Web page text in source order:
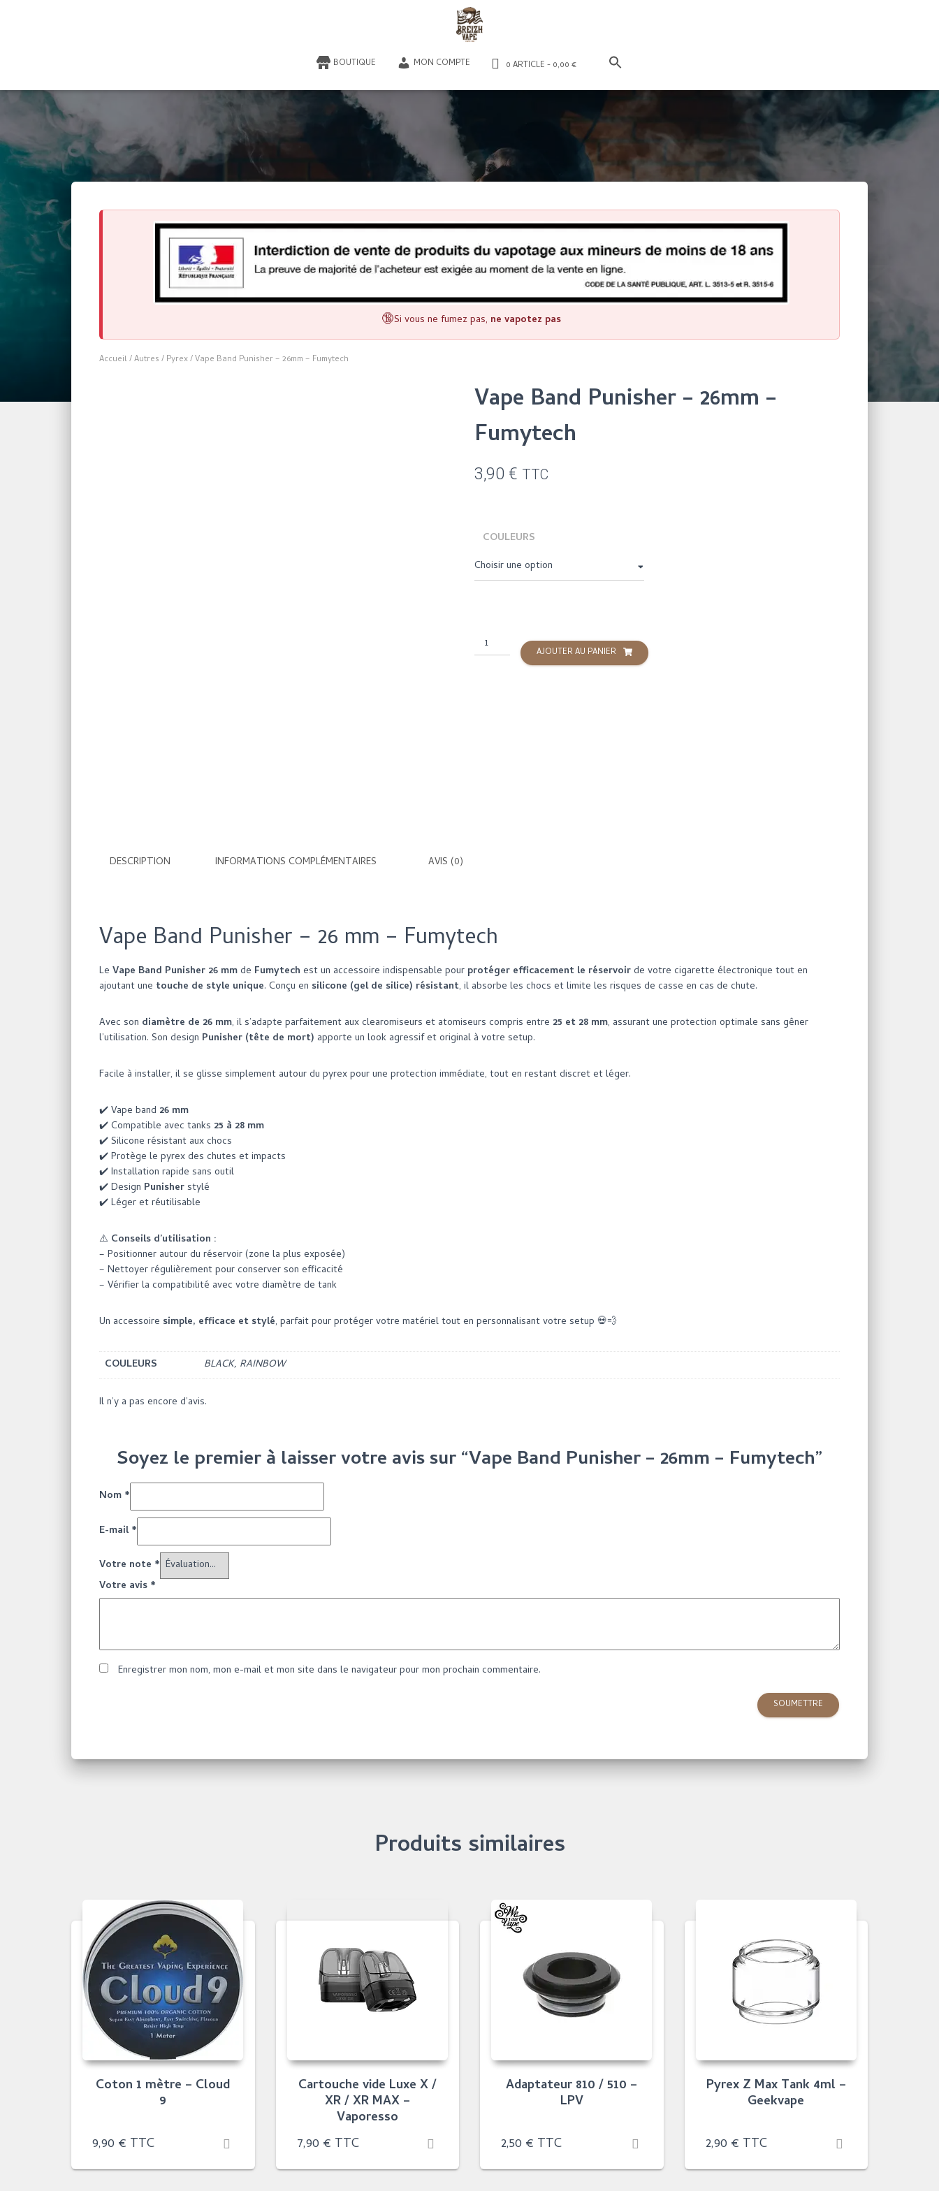
​BOUTIQUE MON COMPTE 0 ARTICLE 0,00 €
🔞Si vous ne fumez pas, ne vapotez pas
Accueil/Autres / Pyrex/ Vape Band Punisher – 26mm – Fumytech
Vape Band Punisher – 26mm –
Fumytech
3,90 € TTC
COULEURS
quantité
de
AJOUTER AU PANIER
DESCRIPTION INFORMATIONS COMPLÉMENTAIRES AVIS (0)
Vape Band Punisher – 26 mm – Fumytech
Le Vape Band Punisher 26 mmde Fumytech est un accessoire indispensable pour protéger efficacement le réservoirde votre cigarette électronique tout en
ajoutant une touche de style unique. Conçu en silicone (gel de silice) résistant, il absorbe les chocs et limite les risques de casse en cas de chute.
Avec son diamètre de 26 mm, il s’adapte parfaitement aux clearomiseurs et atomiseurs compris entre 25 et 28 mm, assurant une protection optimale sans gêner
l’utilisation. Son design Punisher (tête de mort) apporte un look agressif et original à votre setup.
Facile à installer, il se glisse simplement autour du pyrex pour une protection immédiate, tout en restant discret et léger.
✔️ Vape band 26 mm
✔️ Compatible avec tanks 25 à 28 mm
✔️ Silicone résistant aux chocs
✔️ Protège le pyrex des chutes et impacts
✔️ Installation rapide sans outil
✔️ Design Punisherstylé
✔️ Léger et réutilisable
⚠️ Conseils d’utilisation :
– Positionner autour du réservoir (zone la plus exposée)
– Nettoyer régulièrement pour conserver son efficacité
– Vérifier la compatibilité avec votre diamètre de tank
Un accessoire simple, efficace et stylé, parfait pour protéger votre matériel tout en personnalisant votre setup 💀💨
COULEURS BLACK, RAINBOW
Il n’y a pas encore d’avis.
Soyez le premier à laisser votre avis sur “Vape Band Punisher – 26mm – Fumytech”
Nom *
E-mail*
Votre note *
Votre avis *
Enregistrer mon nom, mon e-mail et mon site dans le navigateur pour mon prochain commentaire.
Produits similaires
Coton 1 mètre – Cloud
9
9,90 € TTC
Cartouche vide Luxe X /
XR / XR MAX –
Vaporesso
7,90 € TTC
Adaptateur 810 / 510 –
LPV
2,50 € TTC
Pyrex Z Max Tank 4ml –
Geekvape
2,90 € TTC